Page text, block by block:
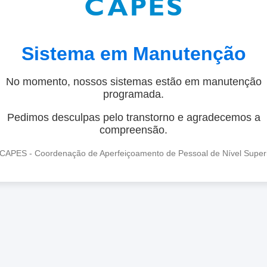
Sistema em Manutenção
No momento, nossos sistemas estão em manutenção
programada.
Pedimos desculpas pelo transtorno e agradecemos a
compreensão.
- Coordenação de Aperfeiçoamento de Pessoal de Nível